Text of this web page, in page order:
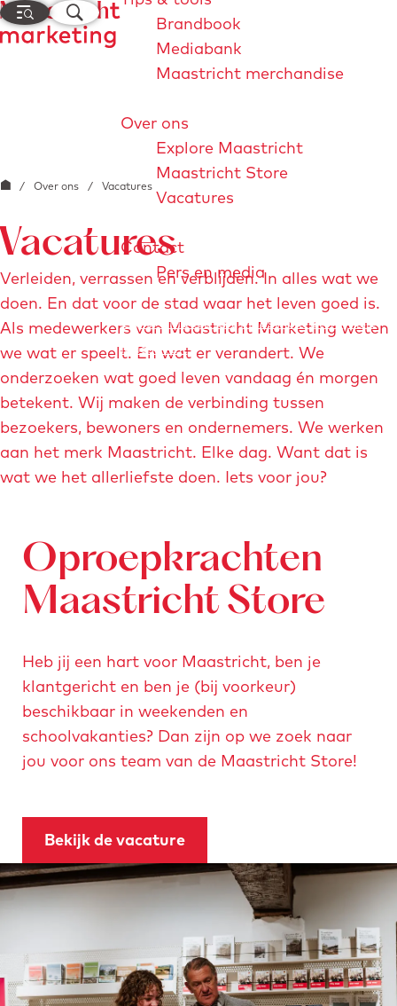
M
e
Z
o
r
e
h
o
m
e
p
a
g
e
Brandbook
Mediabank
Maastricht merchandise
Over ons
Explore Maastricht
Maastricht Store
Vacatures
Contact
Pers en media
Explore Maastricht Maastricht Store Visit
Maastricht
G
a
r
d
e
h
o
m
e
p
/ Over ons / Vacatures
Verleiden, verrassen en verblijden. In alles wat we
doen. En dat voor de stad waar het leven goed is.
Als medewerkers van Maastricht Marketing weten
we wat er speelt. En wat er verandert. We
onderzoeken wat goed leven vandaag én morgen
betekent. Wij maken de verbinding tussen
bezoekers, bewoners en ondernemers. We werken
aan het merk Maastricht. Elke dag. Want dat is
wat we het allerliefste doen. Iets voor jou?
Oproepkrachten
Maastricht Store
Heb jij een hart voor Maastricht, ben je
klantgericht en ben je (bij voorkeur)
beschikbaar in weekenden en
schoolvakanties? Dan zijn op we zoek naar
jou voor ons team van de Maastricht Store!
Bekijk de vacature